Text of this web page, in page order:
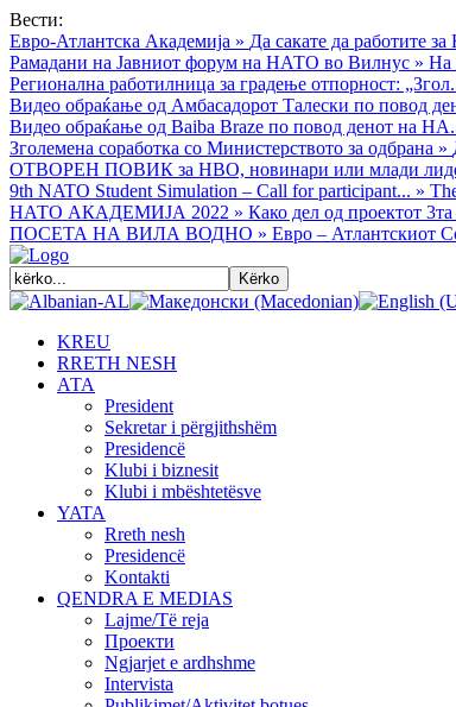
Вести:
Евро-Атлантска Академија » Да сакате да работите
Рамадани на Јавниот форум на НАТО во Вилнус » На
Регионална работилница за градење отпорност:
Видео обраќањe од Амбасадорот Талески по повод
Видео обраќање од Baiba Braze по повод денот на
Зголемена соработка со Министерството за одбрана »
ОТВОРЕН ПОВИК за НВО, новинари или млади
9th NATO Student Simulation – Call for participant... »
НАТО АКАДЕМИЈА 2022 » Како дел од проектот
ПОСЕТА НА ВИЛА ВОДНО » Евро – Атлантскиот
KREU
RRETH NESH
АТА
President
Sekretar i përgjithshëm
Presidencë
Klubi i biznesit
Klubi i mbështetësve
YATA
Rreth nesh
Presidencë
Kontakti
QENDRA E MEDIAS
Lajme/Të reja
Проекти
Ngjarjet e ardhshme
Intervista